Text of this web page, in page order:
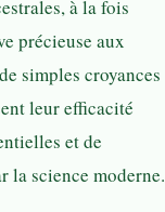
à la fois
précieuse aux
simples croyances
leur efficacité
et de
la science moderne.